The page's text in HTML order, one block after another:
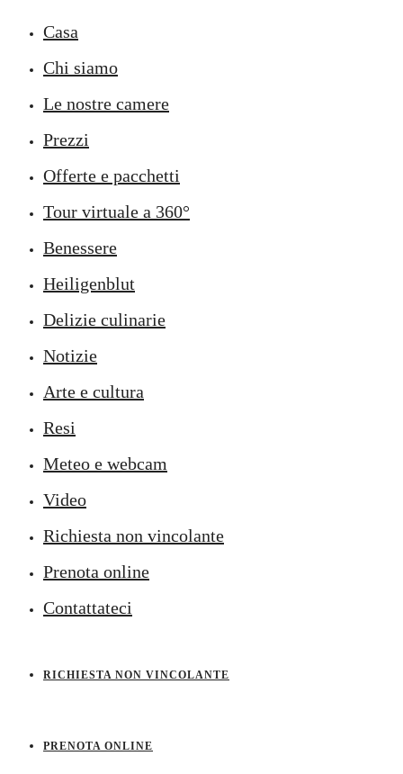
Casa
Chi siamo
Le nostre camere
Prezzi
Offerte e pacchetti
Tour virtuale a 360°
Benessere
Heiligenblut
Delizie culinarie
Notizie
Arte e cultura
Resi
Meteo e webcam
Video
Richiesta non vincolante
Prenota online
Contattateci
RICHIESTA NON VINCOLANTE
PRENOTA ONLINE